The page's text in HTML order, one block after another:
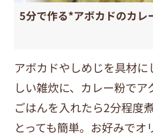
5分で作る*アボカドのカレ
アボカドやしめじを具材
しい雑炊に、カレー粉でア
ごはんを入れたら2分程度
とっても簡単。お好みでオ